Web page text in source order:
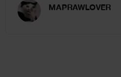
MAPRAWLOVER